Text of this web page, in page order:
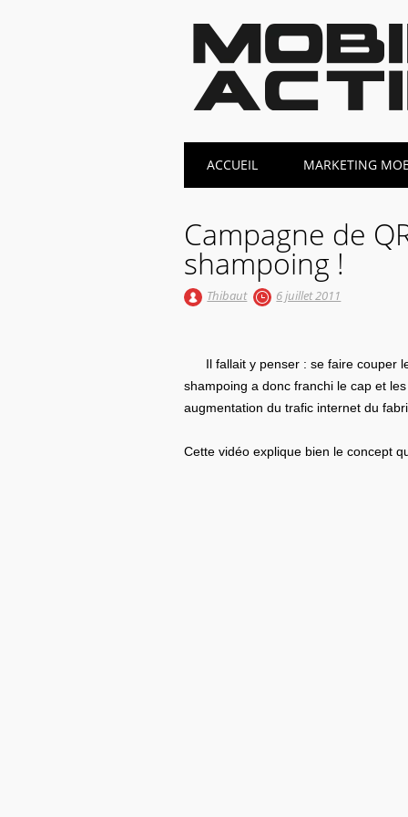
Main menu
ACCUEIL MARKETING
Campagne de
shampoing !
Thibaut 6 juillet 2011
Il fallait y penser : se faire couper
shampoing a donc franchi le cap et
augmentation du trafic internet du
Cette vidéo explique bien le concept